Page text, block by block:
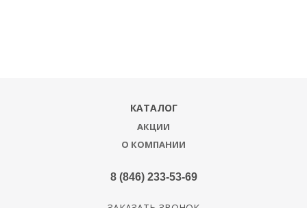
КАТАЛОГ
АКЦИИ
О КОМПАНИИ
8 (846) 233-53-69